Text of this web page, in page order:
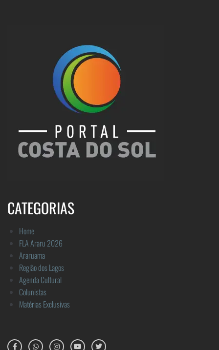
CATEGORIAS
Home
FLA Araru 2026
Araruama
Região dos Lagos
Agenda Cultural
Colunistas
Matérias Exclusivas